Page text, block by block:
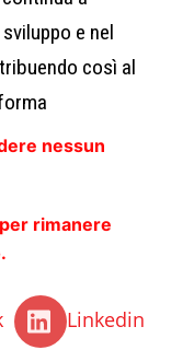
e nel
così al
nessun
rimanere
Linkedin